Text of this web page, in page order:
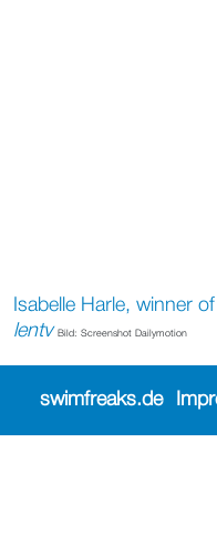
Isabelle Harle, winner
lentv Bild: Screenshot Dailymotion
swimfreaks.de